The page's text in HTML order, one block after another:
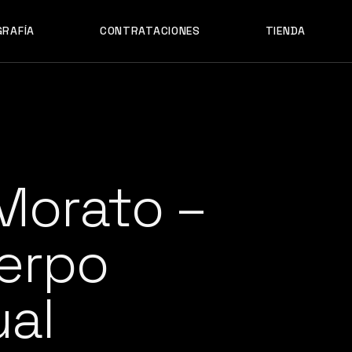
CONTRATACIONES TIENDA
–